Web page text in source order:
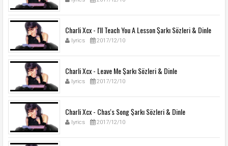
Charli Xcx - I'll Teach You A Lesson Şarkı Sözleri & Dinle
lyrics 2017/12/10
Charli Xcx - Leave Me Şarkı Sözleri & Dinle
lyrics 2017/12/10
Charli Xcx - Chas's Song Şarkı Sözleri & Dinle
lyrics 2017/12/10